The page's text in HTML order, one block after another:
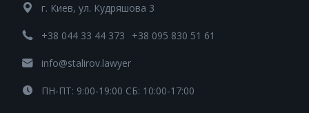
г. Киев, ул. Кудряшова 3
+38 044 33 44 373 +38 095 830 51 61
info@stalirov.lawyer
ПН-ПТ: 9:00-19:00 СБ: 10:00-17:00